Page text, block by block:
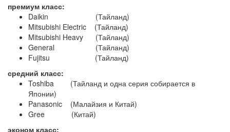
премиум класс:
Daikin (Тайланд)
Mitsubishi Electric (Тайланд)
Mitsubishi Heavy (Тайланд)
General (Тайланд)
Fujitsu (Тайланд)
средний класс:
Toshiba (Тайланд и одна серия собирается в
Японии)
Panasonic (Малайзия и Китай)
Gree (Китай)
эконом класс: